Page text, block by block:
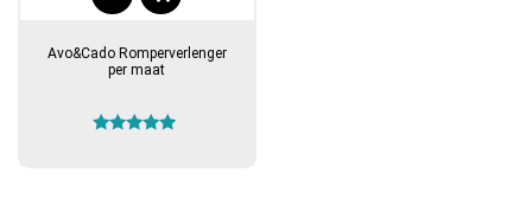
Avo&Cado Romperverlenger
per maat